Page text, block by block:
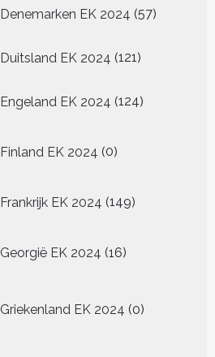
Denemarken EK 2024 5757
Duitsland EK 2024 121121
Engeland EK 2024 124124
Finland EK 2024 0
producten
Frankrijk EK 2024 149149
Georgië EK 2024 16
producten
Griekenland EK 2024 0
producten